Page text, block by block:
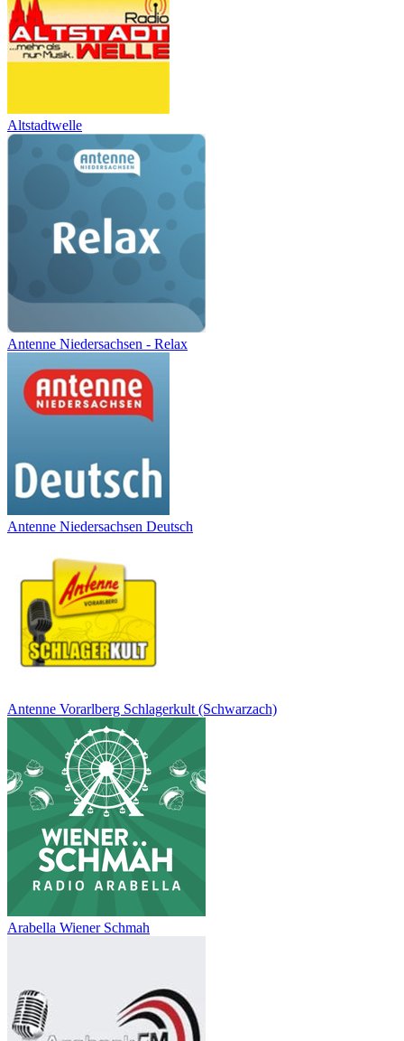
Altstadtwelle
Antenne Niedersachsen - Relax
Antenne Niedersachsen Deutsch
Antenne Vorarlberg Schlagerkult (Schwarzach)
Arabella Wiener Schmah